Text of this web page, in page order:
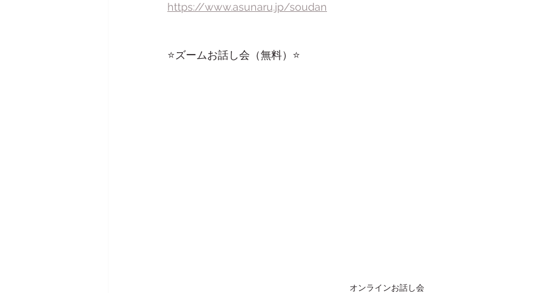
https://www.asunaru.jp/soudan
⭐️ズームお話し会（無料）⭐️
オンラインお話し会